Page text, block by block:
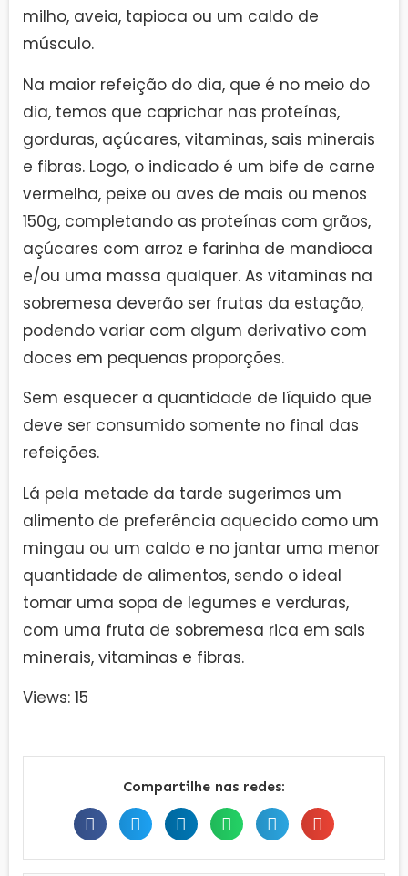
milho, aveia, tapioca ou um caldo de
músculo.
Na maior refeição do dia, que é no meio do
dia, temos que caprichar nas proteínas,
gorduras, açúcares, vitaminas, sais minerais
e fibras. Logo, o indicado é um bife de carne
vermelha, peixe ou aves de mais ou menos
150g, completando as proteínas com grãos,
açúcares com arroz e farinha de mandioca
e/ou uma massa qualquer. As vitaminas na
sobremesa deverão ser frutas da estação,
podendo variar com algum derivativo com
doces em pequenas proporções.
Sem esquecer a quantidade de líquido que
deve ser consumido somente no final das
refeições.
Lá pela metade da tarde sugerimos um
alimento de preferência aquecido como um
mingau ou um caldo e no jantar uma menor
quantidade de alimentos, sendo o ideal
tomar uma sopa de legumes e verduras,
com uma fruta de sobremesa rica em sais
minerais, vitaminas e fibras.
Views: 15
Compartilhe nas redes: